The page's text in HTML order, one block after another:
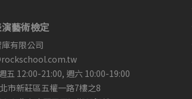
藝術檢定
有限公司
五 12:00-21:00, 週六 10:00-19:00
市新莊區五權一路7樓之8